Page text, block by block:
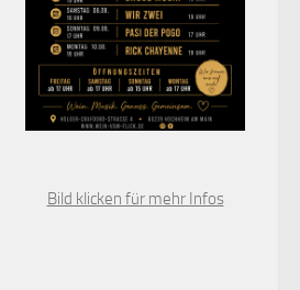
Bild klicken für mehr Infos